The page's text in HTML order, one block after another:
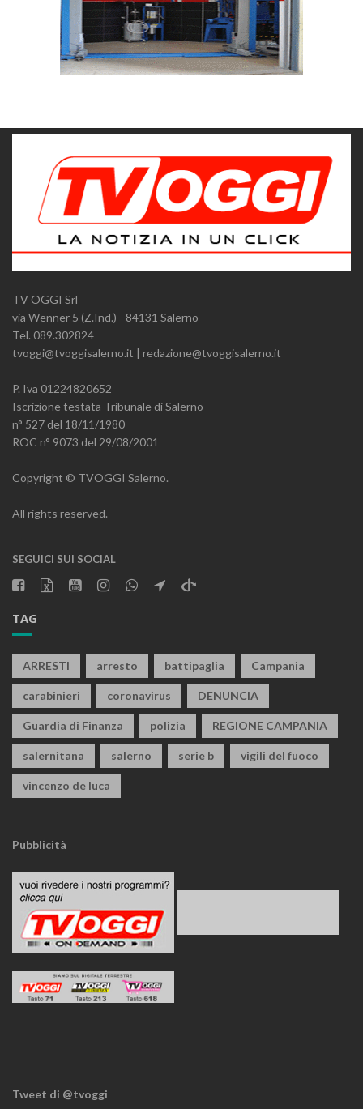
TV OGGI Srl
via Wenner 5 (Z.Ind.) - 84131 Salerno
Tel. 089.302824
tvoggi@tvoggisalerno.it | redazione@tvoggisalerno.it
P. Iva 01224820652
Iscrizione testata Tribunale di Salerno
n° 527 del 18/11/1980
ROC n° 9073 del 29/08/2001
Copyright © TVOGGI Salerno.
All rights reserved.
SEGUICI SUI SOCIAL
TAG
ARRESTI arresto battipaglia Campania
carabinieri coronavirus DENUNCIA
Guardia di Finanza polizia REGIONE CAMPANIA
salernitana salerno serie b vigili del fuoco
vincenzo de luca
Pubblicità
Tweet di @tvoggi